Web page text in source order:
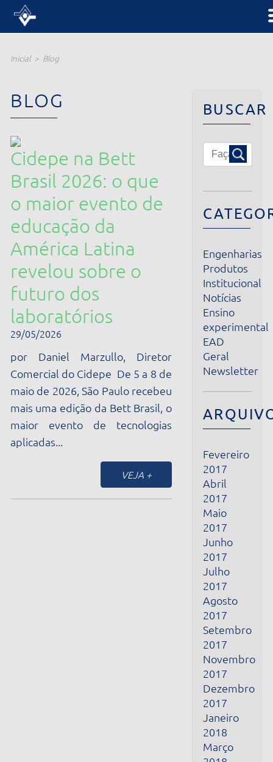
BLOG
Cidepe na Bett
Brasil 2026: o que
o maior evento de
educação da
América Latina
revelou sobre o
futuro dos
laboratórios
29/05/2026
por Daniel Marzullo, Diretor
Comercial do Cidepe De 5 a 8 de
maio de 2026, São Paulo recebeu
mais uma edição da Bett Brasil, o
maior evento de tecnologias
aplicadas...
VEJA +
CATEGORIAS
Engenharias
Institucional
Notícias
Ensino
experimental
Geral
Newsletter
ARQUIVOS
Fevereiro
2017
2017
Maio
2017
Junho
2017
Julho
2017
Agosto
2017
Setembro
2017
Novembro
2017
Dezembro
2017
Janeiro
2018
Março
2018
Abril
Junho
2018
Julho